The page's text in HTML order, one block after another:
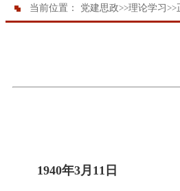
当前位置： 党建思政>>理论学习 >>
1940年3月11日